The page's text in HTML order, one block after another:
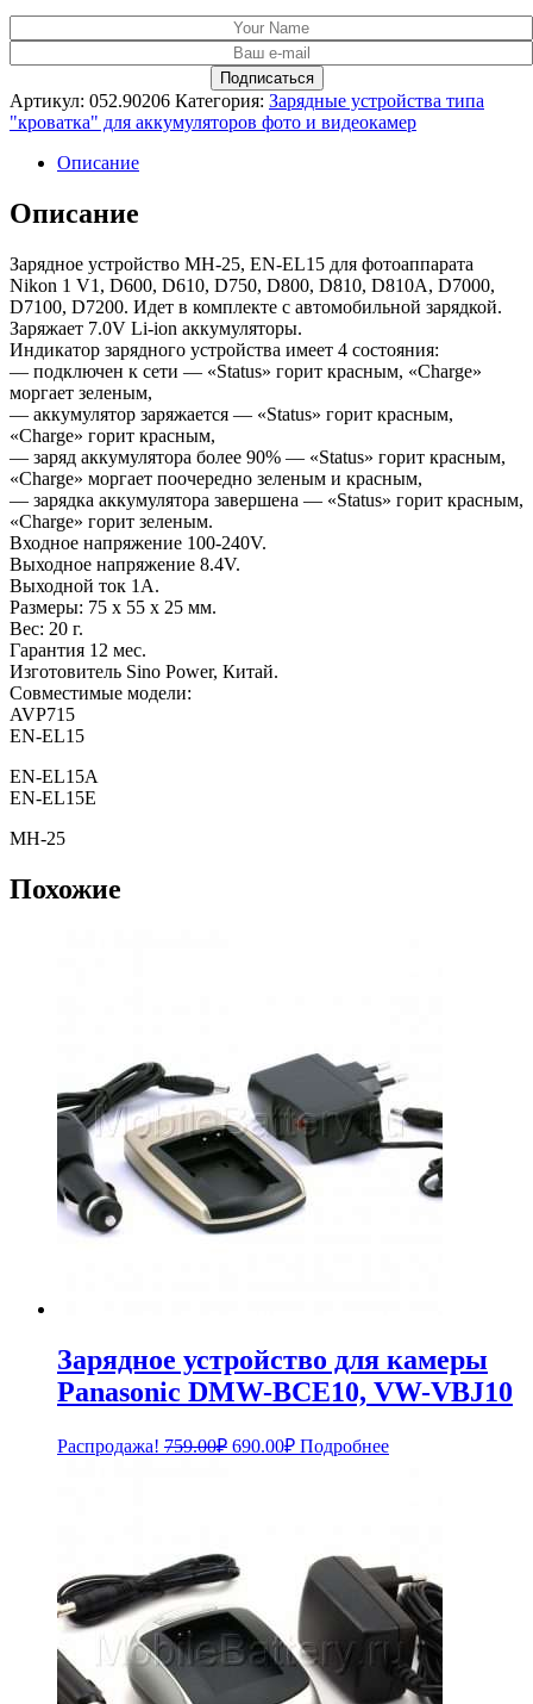
Артикул: 052.90206 Категория: Зарядные устройства типа
"кроватка" для аккумуляторов фото и видеокамер
Описание
Описание
Зарядное устройство MH-25, EN-EL15 для фотоаппарата
Nikon 1 V1, D600, D610, D750, D800, D810, D810A, D7000,
D7100, D7200. Идет в комплекте с автомобильной зарядкой.
Заряжает 7.0V Li-ion аккумуляторы.
Индикатор зарядного устройства имеет 4 состояния:
— подключен к сети — «Status» горит красным, «Charge»
моргает зеленым,
— аккумулятор заряжается — «Status» горит красным,
«Charge» горит красным,
— заряд аккумулятора более 90% — «Status» горит красным,
«Charge» моргает поочередно зеленым и красным,
— зарядка аккумулятора завершена — «Status» горит красным,
«Charge» горит зеленым.
Входное напряжение 100-240V.
Выходное напряжение 8.4V.
Выходной ток 1А.
Размеры: 75 x 55 x 25 мм.
Вес: 20 г.
Гарантия 12 мес.
Изготовитель Sino Power, Китай.
Совместимые модели:
AVP715
EN-EL15
EN-EL15A
EN-EL15E
MH-25
Похожие
Зарядное устройство для камеры
Panasonic DMW-BCE10, VW-VBJ10
Распродажа! 759.00₽ Первоначальная
690.00₽Текущая
цена:
Подробнее